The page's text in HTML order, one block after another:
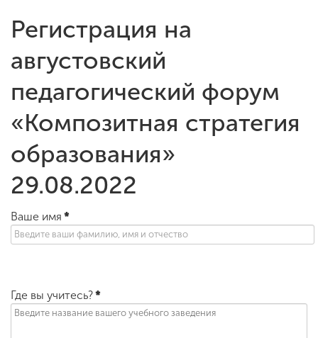
Регистрация на
августовский
педагогический форум
«Композитная стратегия
образования»
29.08.2022
Ваше имя *
Где вы учитесь?*